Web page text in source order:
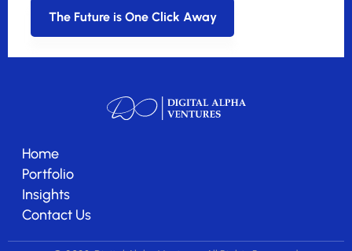
The Future is One Click Away
Home
Portfolio
Insights
Contact Us